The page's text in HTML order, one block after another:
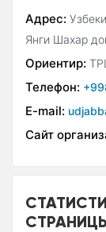
Адрес:
Янги Шахар
Ориентир:
Телефон:
E-mail:
Сайт